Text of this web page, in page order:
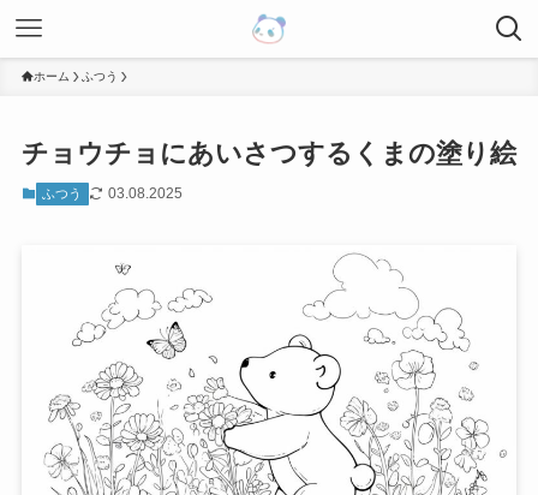
ホーム ふつう
チョウチョにあいさつするくまの塗り絵
ふつう 03.08.2025